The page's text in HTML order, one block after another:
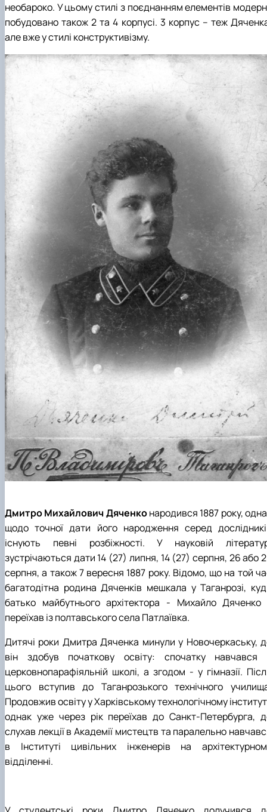
необароко. У цьому стилі з поєднанням елементів
побудовано також 2 та 4 корпусі. 3 корпус – теж
але вже у стилі конструктивізму.
Дмитро Михайлович Дяченконародився 1887 року,
щодо точної дати його народження серед
існують певні розбіжності. У науковій
зустрічаються дати 14 (27) липня, 14 (27) серпня, 26 або
серпня, а також 7 вересня 1887 року. Відомо, що на той
багатодітна родина Дяченків мешкала у Таганрозі,
батько майбутнього архітектора - Михайло
переїхав із полтавського села Патлаївка.
Дитячі роки Дмитра Дяченка минули у Новочеркаську,
він здобув початкову освіту: спочатку навчався
церковнопарафіяльній школі, а згодом - у гімназії.
цього вступив до Таганрозького технічного
Продовжив освіту у Харківському технологічному
однак уже через рік переїхав до Санкт-Петербурга,
слухав лекції в Академії мистецтв та паралельно
в Інституті цивільних інженерів на
відділенні.